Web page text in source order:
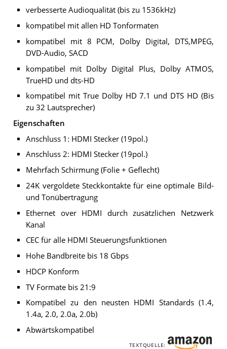
verbesserte Audioqualität (bis zu 1536kHz)
kompatibel mit allen HD Tonformaten
kompatibel mit 8 PCM, Dolby Digital, DTS,MPEG,
DVD-Audio, SACD
kompatibel mit Dolby Digital Plus, Dolby ATMOS,
TrueHD und dts-HD
kompatibel mit True Dolby HD 7.1 und DTS HD (Bis
zu 32 Lautsprecher)
Eigenschaften
Anschluss 1: HDMI Stecker (19pol.)
Anschluss 2: HDMI Stecker (19pol.)
Mehrfach Schirmung (Folie + Geflecht)
24K vergoldete Steckkontakte für eine optimale Bild-
und Tonübertragung
Ethernet over HDMI durch zusätzlichen Netzwerk
Kanal
CEC für alle HDMI Steuerungsfunktionen
Hohe Bandbreite bis 18 Gbps
HDCP Konform
TV Formate bis 21:9
Kompatibel zu den neusten HDMI Standards (1.4,
1.4a, 2.0, 2.0a, 2.0b)
Abwärtskompatibel
TEXTQUELLE: